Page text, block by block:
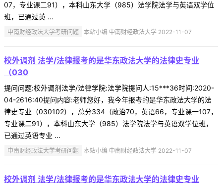
07，专业课二91），本科山东大学（985）法学院法学与英语双学位
班，已通过英 ...
中南财经政法大学考研问题 本站小编 中南财经政法大学 2022-11-07
校外调剂 法学/法律报考的是华东政法大学的法律史专业
（030
提问问题:校外调剂法学/法律学院:法学院提问人:15***36时间:2020-
04-2616:40提问内容:老师您好，我今年报考的是华东政法大学的法
律史专业（030102），总分334（政治70，英语66，专业课一107，
专业课二91），本科山东大学（985）法学院法学与英语双学位班，
已通过英语专业 ...
中南财经政法大学考研问题 本站小编 中南财经政法大学 2022-11-07
校外调剂 法学/法律报考的是华东政法大学的法律史专业